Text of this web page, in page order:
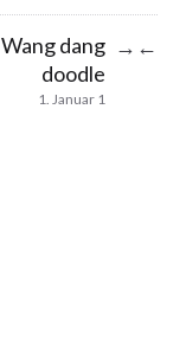
Wang dang
doodle
1. Januar 1
→ ←